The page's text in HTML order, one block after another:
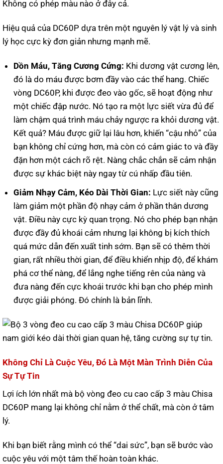
Không có phép màu nào ở đây cả.
Hiệu quả của DC60P dựa trên một nguyên lý vật lý và sinh
lý học cực kỳ đơn giản nhưng mạnh mẽ.
Dồn Máu, Tăng Cương Cứng: Khi dương vật cương lên,
đó là do máu được bơm đầy vào các thể hang. Chiếc
vòng DC60P, khi được đeo vào gốc, sẽ hoạt động như
một chiếc đập nước. Nó tạo ra một lực siết vừa đủ để
làm chậm quá trình máu chảy ngược ra khỏi dương vật.
Kết quả? Máu được giữ lại lâu hơn, khiến “cậu nhỏ” của
bạn không chỉ cứng hơn, mà còn có cảm giác to và đầy
đặn hơn một cách rõ rệt. Nàng chắc chắn sẽ cảm nhận
được sự khác biệt này ngay từ cú nhấp đầu tiên.
Giảm Nhạy Cảm, Kéo Dài Thời Gian: Lực siết này cũng
làm giảm một phần độ nhạy cảm ở phần thân dương
vật. Điều này cực kỳ quan trọng. Nó cho phép bạn nhận
được đầy đủ khoái cảm nhưng lại không bị kích thích
quá mức dẫn đến xuất tinh sớm. Bạn sẽ có thêm thời
gian, rất nhiều thời gian, để điều khiển nhịp độ, để khám
phá cơ thể nàng, để lắng nghe tiếng rên của nàng và
đưa nàng đến cực khoái trước khi bạn cho phép mình
được giải phóng. Đó chính là bản lĩnh.
Không Chỉ Là Cuộc Yêu, Đó Là Một Màn Trình Diễn Của
Sự Tự Tin
Lợi ích lớn nhất mà bộ vòng đeo cu cao cấp 3 màu Chisa
DC60P mang lại không chỉ nằm ở thể chất, mà còn ở tâm
lý.
Khi bạn biết rằng mình có thể “dai sức”, bạn sẽ bước vào
cuộc yêu với một tâm thế hoàn toàn khác.